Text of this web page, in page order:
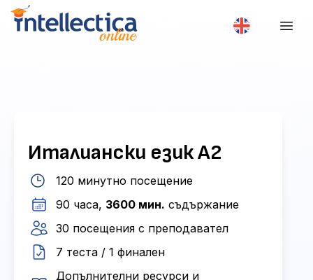
Италиански език А2
120 минутно посещение
90 часа, 3600 мин. съдържание
30 посещения с преподавател
7 теста / 1 финален
Допълнителни ресурси и